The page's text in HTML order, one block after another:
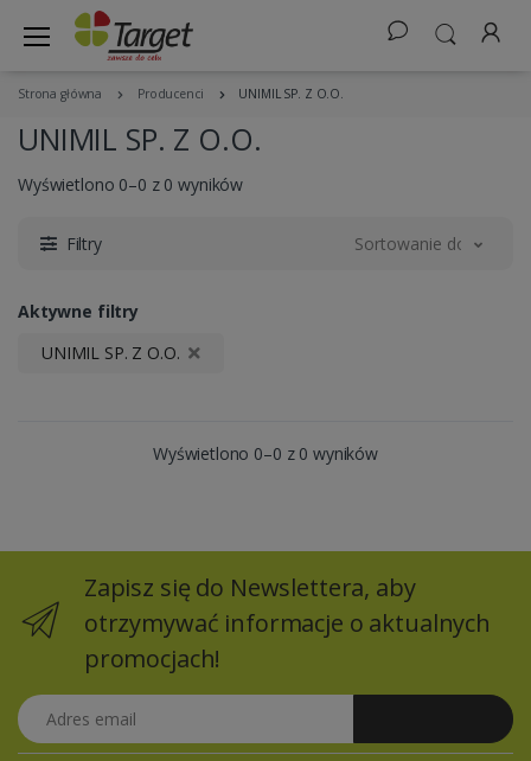
Strona główna Producenci UNIMIL SP. Z O.O.
UNIMIL SP. Z O.O.
Wyświetlono 0–0 z 0 wyników
Filtry Sortowanie domyślne
Aktywne filtry
UNIMIL SP. Z O.O.
Wyświetlono 0–0 z 0 wyników
Zapisz się do Newslettera, aby
otrzymywać informacje o aktualnych
promocjach!
Adres email